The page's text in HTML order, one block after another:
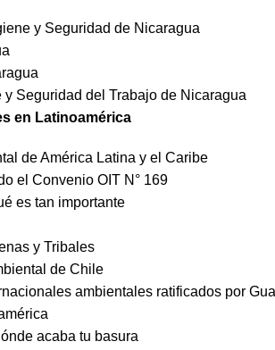
y Seguridad de Nicaragua
Seguridad del Trabajo de Nicaragua
en Latinoamérica
de América Latina y el Caribe
el Convenio OIT N° 169
es tan importante
y Tribales
de Chile
ambientales ratificados por
acaba tu basura